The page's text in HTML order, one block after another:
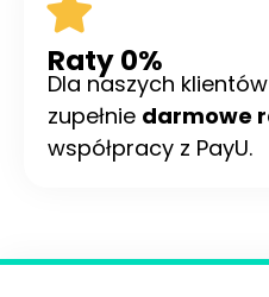
Raty 0%
Dla naszych
zupełnie darmowe
współpracy z PayU.